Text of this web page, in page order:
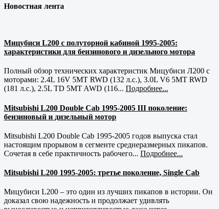
Новостная лента
Мицубиси L200 с полуторной кабиной 1995-2005:
характеристики для бензинового и дизельного мотора
Полный обзор технических характеристик Мицубиси Л200 с
моторами: 2.4L 16V 5MT RWD (132 л.с.), 3.0L V6 5MT RWD
(181 л.с.), 2.5L TD 5MT AWD (116... Подробнее...
Mitsubishi L200 Double Cab 1995-2005 III поколение:
бензиновый и дизельный мотор
Mitsubishi L200 Double Cab 1995-2005 годов выпуска стал
настоящим прорывом в сегменте среднеразмерных пикапов.
Сочетая в себе практичность рабочего... Подробнее...
Mitsubishi L200 1995-2005: третье поколение, Single Cab
Мицубиси L200 – это один из лучших пикапов в истории. Он
доказал свою надежность и продолжает удивлять